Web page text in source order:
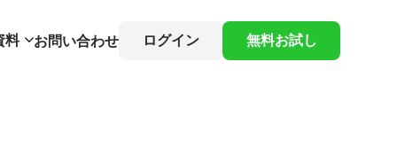
料 お問い合わせ ログイン 無料お試し